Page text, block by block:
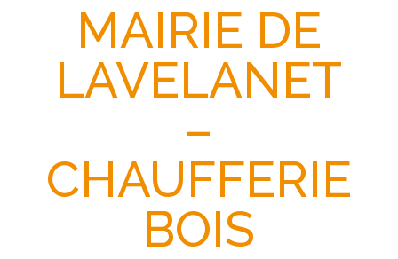
MAIRIE DE
LAVELANET
–
CHAUFFERIE
BOIS